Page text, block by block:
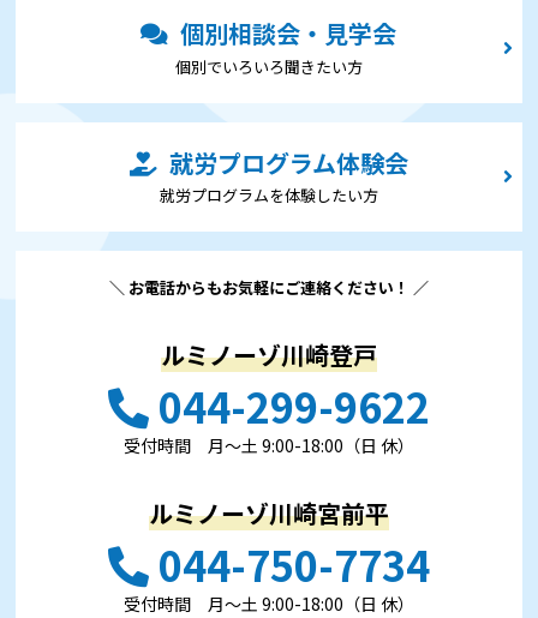
個別相談会・見学会
個別でいろいろ聞きたい⽅
就労プログラム体験会
就労プログラムを体験したい⽅
＼ お電話からもお気軽にご連絡ください！ ／
ルミノーゾ川崎登戸
044-299-9622
受付時間 ⽉〜⼟ 9:00-18:00（日 休）
ルミノーゾ川崎宮前平
044-750-7734
受付時間 ⽉〜⼟ 9:00-18:00（日 休）